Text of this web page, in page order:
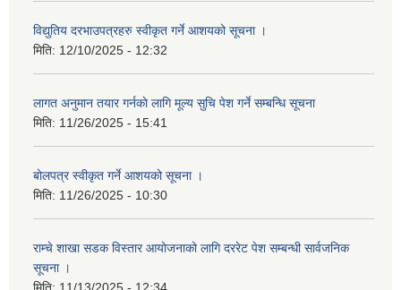
विद्युतिय दरभाउपत्रहरु स्वीकृत गर्ने आशयको सूचना ।
मिति: 12/10/2025 - 12:32
लागत अनुमान तयार गर्नकाे लागि मूल्य सुचि पेश गर्ने सम्बन्धि सूचना
मिति: 11/26/2025 - 15:41
बोलपत्र स्वीकृत गर्ने आशयको सूचना ।
मिति: 11/26/2025 - 10:30
राम्चे शाखा सडक विस्तार आयोजनाको लागि दररेट पेश सम्बन्धी सार्वजनिक
सूचना ।